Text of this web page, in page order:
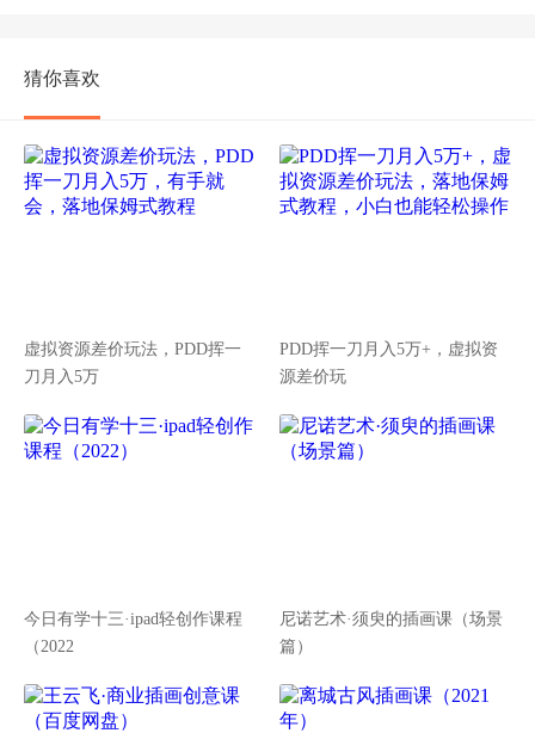
猜你喜欢
虚拟资源差价玩法，PDD挥一
刀月入5万
PDD挥一刀月入5万+，虚拟资
源差价玩
今日有学十三·ipad轻创作课程
（2022
尼诺艺术·须臾的插画课（场景
篇）